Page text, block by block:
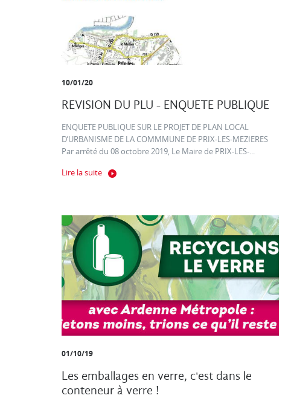
10/01/20
REVISION DU PLU - ENQUETE PUBLIQUE
ENQUETE PUBLIQUE SUR LE PROJET DE PLAN LOCAL
D’URBANISME DE LA COMMMUNE DE PRIX-LES-MEZIERES
Par arrêté du 08 octobre 2019, Le Maire de PRIX-LES-...
Lire la suite
01/10/19
Les emballages en verre, c'est dans le
conteneur à verre !